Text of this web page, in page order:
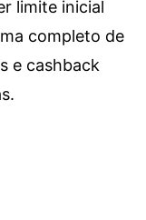
limite inicial
completo de
e cashback